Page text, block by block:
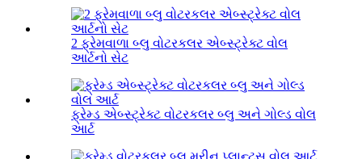
2 ફ્રેમવાળા બ્લુ વોટરકલર એબ્સ્ટ્રેક્ટ વોલ
આર્ટનો સેટ
ફ્રેમ્ડ એબ્સ્ટ્રેક્ટ વોટરકલર બ્લુ અને ગોલ્ડ વોલ
આર્ટ